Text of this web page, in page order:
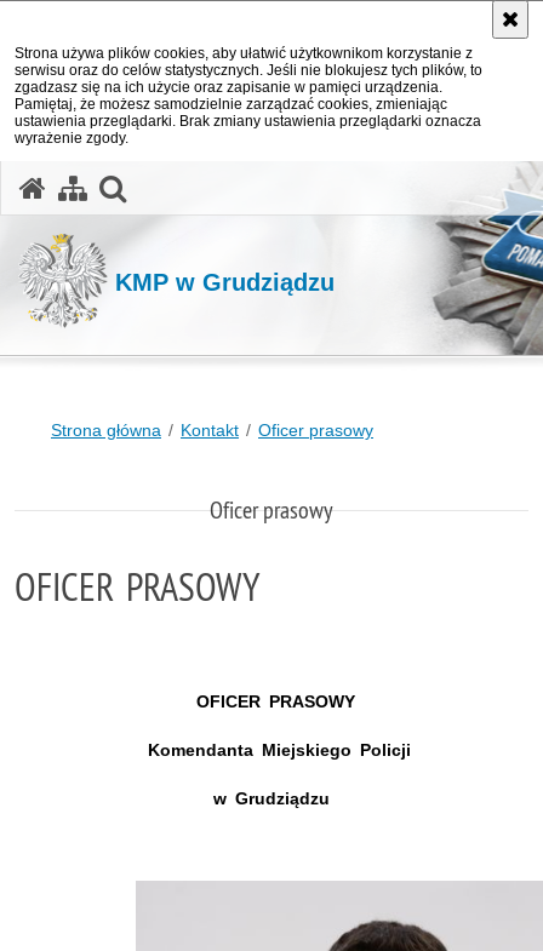
Strona używa plików cookies, aby ułatwić użytkownikom korzystanie z
serwisu oraz do celów statystycznych. Jeśli nie blokujesz tych plików, to
zgadzasz się na ich użycie oraz zapisanie w pamięci urządzenia.
Pamiętaj, że możesz samodzielnie zarządzać cookies, zmieniając
ustawienia przeglądarki. Brak zmiany ustawienia przeglądarki oznacza
wyrażenie zgody.
KMP w Grudziądzu
Strona główna Kontakt Oficer prasowy
Oficer prasowy
OFICER PRASOWY
OFICER PRASOWY
Komendanta Miejskiego Policji
w Grudziądzu